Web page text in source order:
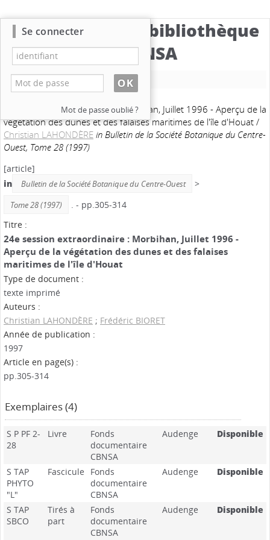
Catalogue de la bibliothèque
du CBNSA
Nouvelle recherche
24e session extraordinaire : Morbihan, Juillet 1996 - Aperçu de la
végétation des dunes et des falaises maritimes de l'île d'Houat/
Christian LAHONDÈREin Bulletin de la Société Botanique du Centre-
Ouest, Tome 28 (1997)
[article]
in
Bulletin de la Société Botanique du Centre-Ouest >
Tome 28 (1997)
. - pp.305-314
Titre :
24e session extraordinaire : Morbihan, Juillet 1996 -
Aperçu de la végétation des dunes et des falaises
maritimes de l'île d'Houat
Type de document :
texte imprimé
Auteurs :
Christian LAHONDÈRE ; Frédéric BIORET
Année de publication :
1997
Article en page(s) :
pp.305-314
Exemplaires (4)
S P PF 2-
28
Livre
Fonds
documentaire
CBNSA
Audenge Disponible
S TAP
PHYTO
"L"
Fascicule
Fonds
documentaire
CBNSA
Audenge Disponible
S TAP
SBCO
Tirés à
part
Fonds
documentaire
CBNSA
Audenge Disponible
Se connecter
Mot de passe oublié ?